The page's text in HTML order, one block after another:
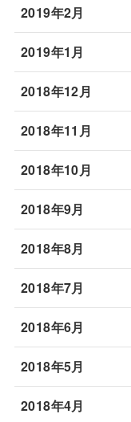
2019年2月
2019年1月
2018年12月
2018年11月
2018年10月
2018年9月
2018年8月
2018年7月
2018年6月
2018年5月
2018年4月